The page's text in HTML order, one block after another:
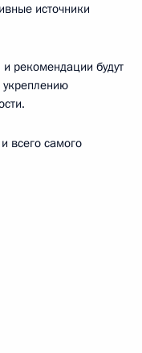
источники
рекомендации будут
укреплению
всего самого